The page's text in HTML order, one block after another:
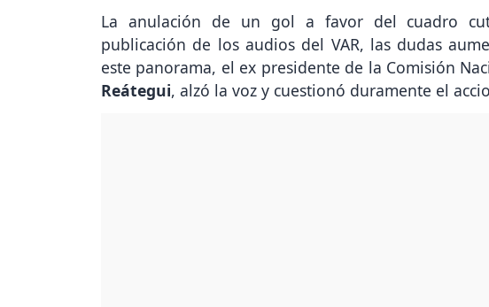
La anulación de un gol a favor del cuadro
publicación de los audios del VAR, las dudas
este panorama, el ex presidente de la Comisión
Reátegui, alzó la voz y cuestionó duramente el